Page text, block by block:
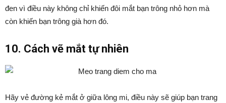
đen vì điều này không chỉ khiến đôi mắt bạn trông nhỏ hơn mà
còn khiến bạn trông già hơn đó.
10. Cách vẽ mắt tự nhiên
Hãy vẻ đường kẻ mắt ở giữa lông mi, điều này sẽ giúp bạn trang